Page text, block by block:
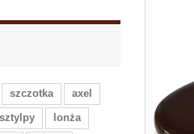
szczotka
axel
sztylpy
lonża